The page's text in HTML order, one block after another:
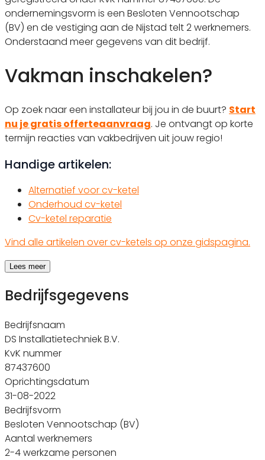
ondernemingsvorm is een Besloten Vennootschap
(BV) en de vestiging aan de Nijstad telt 2 werknemers.
Onderstaand meer gegevens van dit bedrijf.
Vakman inschakelen?
Op zoek naar een installateur bij jou in de buurt? Start
nu je gratis offerteaanvraag. Je ontvangt op korte
termijn reacties van vakbedrijven uit jouw regio!
Handige artikelen:
Alternatief voor cv-ketel
Onderhoud cv-ketel
Cv-ketel reparatie
Vind alle artikelen over cv-ketels op onze gidspagina.
Lees meer
Bedrijfsgegevens
Bedrijfsnaam
DS Installatietechniek B.V.
KvK nummer
87437600
Oprichtingsdatum
31-08-2022
Bedrijfsvorm
Besloten Vennootschap (BV)
Aantal werknemers
2-4 werkzame personen